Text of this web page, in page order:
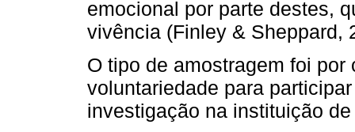
emocional por parte destes,
vivência (Finley & Sheppard,
O tipo de amostragem foi
voluntariedade para
investigação na instituição